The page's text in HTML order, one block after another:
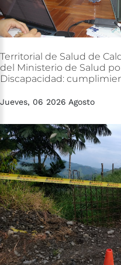
Territorial de Salud de
del Ministerio de Salud
Discapacidad:
Jueves, 06 2026 Agosto